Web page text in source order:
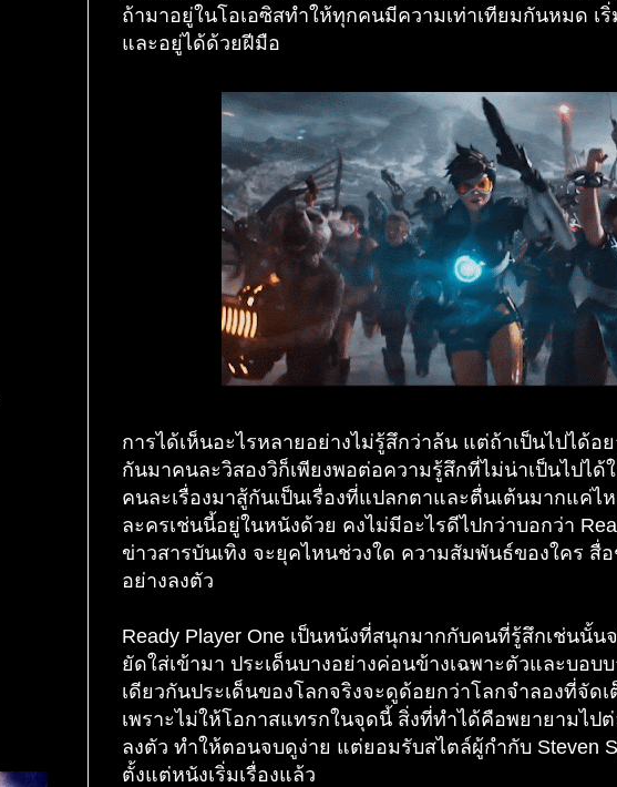
ถ้ามาอยู่ในโอเอซิสทำให้ทุกคนมีความเท่าเทียมกันหมด
และอยู่ได้ด้วยฝีมือ
การได้เห็นอะไรหลายอย่างไม่รู้สึกว่าล้น แต่ถ้าเป็นไปได้
กันมาคนละวิสองวิก็เพียงพอต่อความรู้สึกที่ไม่น่าเป็นไปไ
คนละเรื่องมาสู้กันเป็นเรื่องที่แปลกตาและตื่นเต้นมากแค่ไ
ละครเช่นนี้อยู่ในหนังด้วย คงไม่มีอะไรดีไปกว่าบอกว่า
ข่าวสารบันเทิง จะยุคไหนช่วงใด ความสัมพันธ์ของใคร สื่
อย่างลงตัว
Ready Player One เป็นหนังที่สนุกมากกับคนที่รู้สึกเช่นนั้
ยัดใส่เข้ามา ประเด็นบางอย่างค่อนข้างเฉพาะตัวและบอ
เดียวกันประเด็นของโลกจริงจะดูด้อยกว่าโลกจำลองที่จั
เพราะไม่ให้โอกาสแทรกในจุดนี้ สิ่งที่ทำได้คือพยายามไป
ลงตัว ทำให้ตอนจบดูง่าย แต่ยอมรับสไตล์ผู้กำกับ Steven
ตั้งแต่หนังเริ่มเรื่องแล้ว